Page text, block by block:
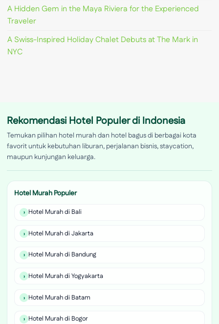
A Hidden Gem in the Maya Riviera for the Experienced
Traveler
A Swiss-Inspired Holiday Chalet Debuts at The Mark in
NYC
Rekomendasi Hotel Populer di Indonesia
Temukan pilihan hotel murah dan hotel bagus di berbagai kota
favorit untuk kebutuhan liburan, perjalanan bisnis, staycation,
maupun kunjungan keluarga.
Hotel Murah Populer
Hotel Murah di Bali
Hotel Murah di Jakarta
Hotel Murah di Bandung
Hotel Murah di Yogyakarta
Hotel Murah di Batam
Hotel Murah di Bogor